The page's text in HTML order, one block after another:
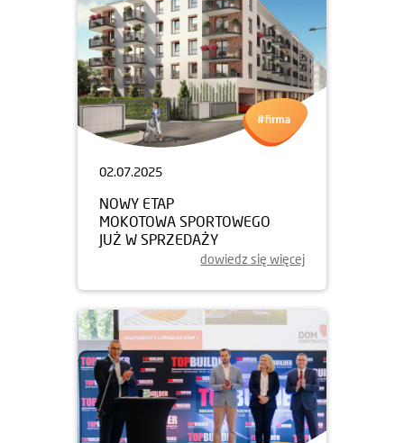
02.07.2025
NOWY ETAP
MOKOTOWA SPORTOWEGO
JUŻ W SPRZEDAŻY
dowiedz się więcej